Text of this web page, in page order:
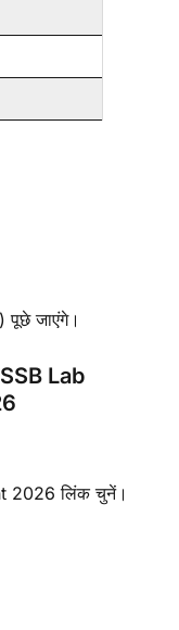
पूछे जाएंगे।
Lab
2026 लिंक चुनें।